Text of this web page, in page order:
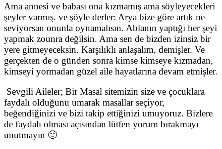
Ama annesi ve babası ona kızmamış ama söyleyecekleri
şeyler varmış. ve şöyle derler: Arya bize göre artık ne
seviyorsan onunla oynamalısın. Ablanın yaptığı her şeyi
yapmak zounra değilsin. Ama sen de bizden izinsiz bir
yere gitmeyeceksin. Karşılıklı anlaşalım, demişler. Ve
gerçekten de o günden sonra kimse kimseye kızmadan,
kimseyi yormadan güzel aile hayatlarına devam etmişler.
Sevgili Aileler; Bir Masal sitemizin size ve çocuklara
faydalı olduğunu umarak masallar seçiyor,
beğendiğinizi ve bizi takip ettiğinizi umuyoruz. Bizlere
de faydalı olması açısından lütfen yorum bırakmayı
unutmayın 🙂